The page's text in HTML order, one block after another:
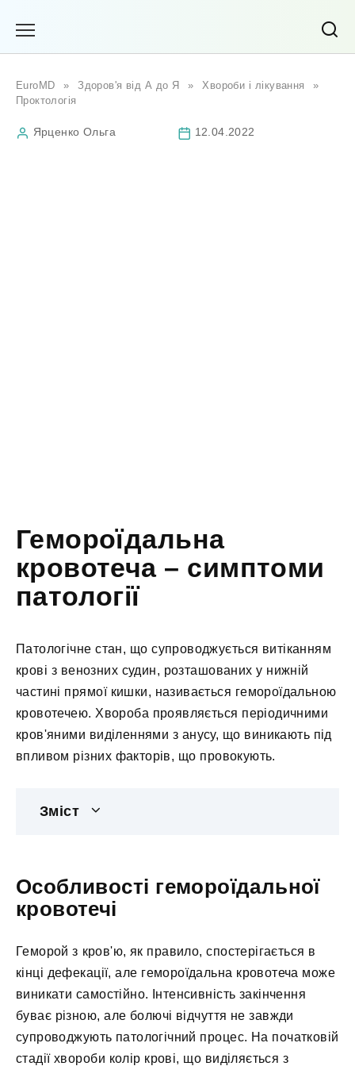
EuroMD » Здоров'я від А до Я » Хвороби і лікування
»
Проктологія
Ярценко Ольга 12.04.2022
Гемороїдальна
кровотеча – симптоми
патології
Патологічне стан, що супроводжується витіканням
крові з венозних судин, розташованих у нижній
частині прямої кишки, називається гемороїдальною
кровотечею. Хвороба проявляється періодичними
кров'яними виділеннями з анусу, що виникають під
впливом різних факторів, що провокують.
Зміст
Особливості гемороїдальної
кровотечі
Геморой з кров'ю, як правило, спостерігається в
кінці дефекації, але гемороїдальна кровотеча може
виникати самостійно. Інтенсивність закінчення
буває різною, але болючі відчуття не завжди
супроводжують патологічний процес. На початковій
стадії хвороби колір крові, що виділяється з